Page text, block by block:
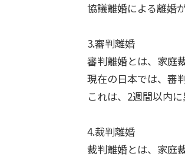
協議離婚による離婚
3.審判離婚
審判離婚とは、家庭
現在の日本では、審
これは、2週間以内
4.裁判離婚
裁判離婚とは、家庭